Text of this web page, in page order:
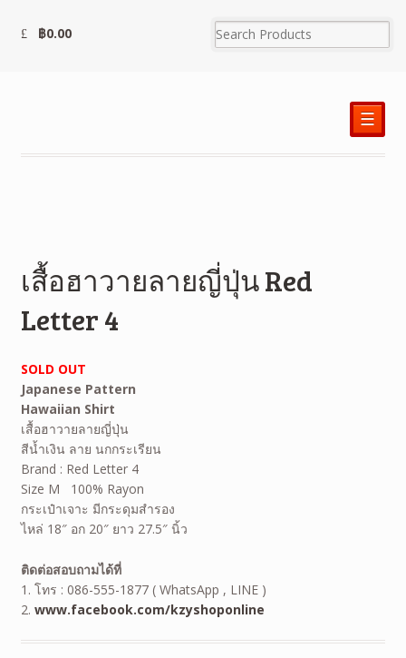
฿0.00
☰
เสื้อฮาวายลายญี่ปุ่น Red
Letter 4
SOLD OUT
Japanese Pattern
Hawaiian Shirt
เสื้อฮาวายลายญี่ปุ่น
สีน้ำเงิน ลาย นกกระเรียน
Brand : Red Letter 4
Size M 100% Rayon
กระเป๋าเจาะ มีกระดุมสำรอง
ไหล่ 18″ อก 20″ ยาว 27.5″ นิ้ว
ติดต่อสอบถามได้ที่
1. โทร : 086-555-1877 ( WhatsApp , LINE )
2. www.facebook.com/kzyshoponline